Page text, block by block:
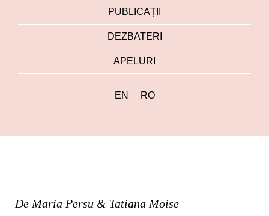
PUBLICAŢII
DEZBATERI
APELURI
EN RO
De Maria Persu & Tatiana Moise